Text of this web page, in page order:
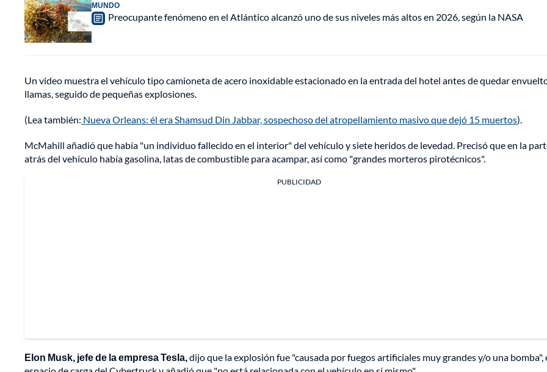
MUNDO
Preocupante fenómeno en el Atlántico alcanzó uno de sus niveles más altos en 2026, según la NASA
Un video muestra el vehículo tipo camioneta de acero inoxidable estacionado en la entrada del hotel antes de quedar
llamas, seguido de pequeñas explosiones.
(Lea también: Nueva Orleans: él era Shamsud Din Jabbar, sospechoso del atropellamiento masivo que dejó 15 muertos).
McMahill añadió que había "un individuo fallecido en el interior" del vehículo y siete heridos de levedad. Precisó que en la
atrás del vehículo había gasolina, latas de combustible para acampar, así como "grandes morteros pirotécnicos".
PUBLICIDAD
Elon Musk, jefe de la empresa Tesla,dijo que la explosión fue "causada por fuegos artificiales muy grandes y/o una bomba",